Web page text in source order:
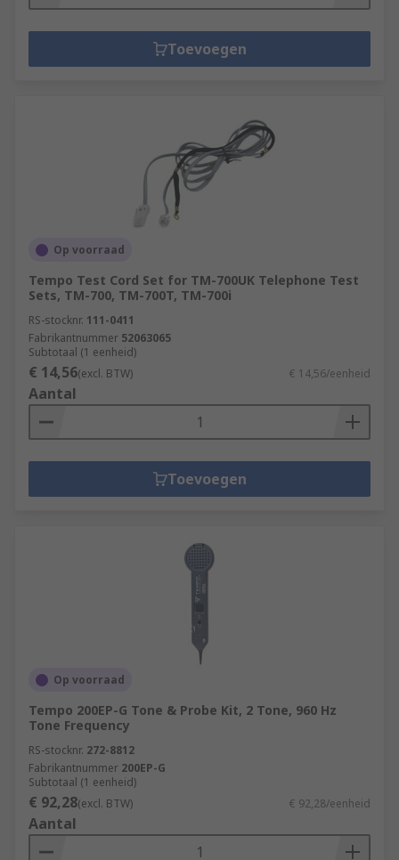
Toevoegen
Op voorraad
Tempo Test Cord Set for TM-700UK Telephone Test
Sets, TM-700, TM-700T, TM-700i
RS-stocknr. 111-0411
Fabrikantnummer 52063065
Subtotaal (1 eenheid)
€ 14,56(excl. BTW) € 14,56/eenheid
Aantal
Toevoegen
Op voorraad
Tempo 200EP-G Tone & Probe Kit, 2 Tone, 960 Hz
Tone Frequency
RS-stocknr. 272-8812
Fabrikantnummer 200EP-G
Subtotaal (1 eenheid)
€ 92,28(excl. BTW) € 92,28/eenheid
Aantal